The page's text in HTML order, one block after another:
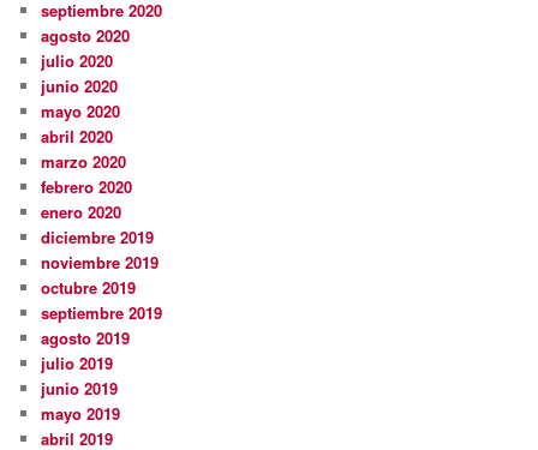
septiembre 2020
agosto 2020
julio 2020
junio 2020
mayo 2020
abril 2020
marzo 2020
febrero 2020
enero 2020
diciembre 2019
noviembre 2019
octubre 2019
septiembre 2019
agosto 2019
julio 2019
junio 2019
mayo 2019
abril 2019